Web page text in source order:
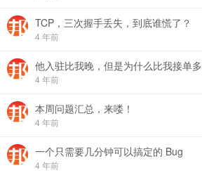
TCP，三次握手丢失，到底谁慌了？
4 年前
他入驻比我晚，但是为什么比我接单多
4 年前
本周问题汇总，来喽！
4 年前
一个只需要几分钟可以搞定的 Bug
4 年前